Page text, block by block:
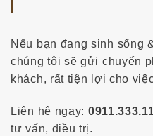
Nếu bạn đang sinh sống
chúng tôi sẽ gửi chuyển
khách, rất tiện lợi cho
Liên hệ ngay:
tư vấn, điều trị.